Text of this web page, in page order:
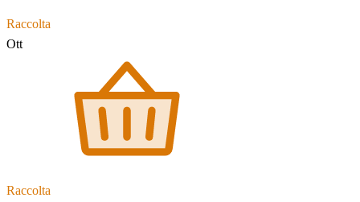
Raccolta
Ott
Raccolta